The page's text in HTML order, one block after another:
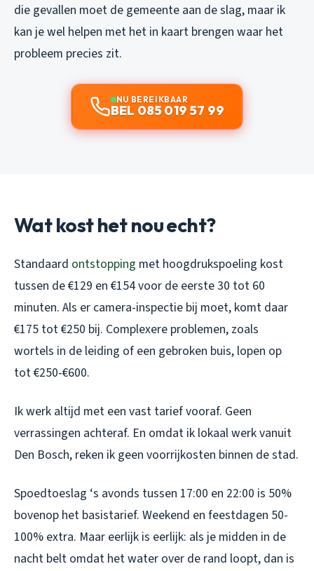
die gevallen moet de gemeente aan de slag, maar ik
kan je wel helpen met het in kaart brengen waar het
probleem precies zit.
NU BEREIKBAAR
BEL 085 019 57 99
Wat kost het nou echt?
Standaard ontstopping met hoogdrukspoeling kost
tussen de €129 en €154 voor de eerste 30 tot 60
minuten. Als er camera-inspectie bij moet, komt daar
€175 tot €250 bij. Complexere problemen, zoals
wortels in de leiding of een gebroken buis, lopen op
tot €250-€600.
Ik werk altijd met een vast tarief vooraf. Geen
verrassingen achteraf. En omdat ik lokaal werk vanuit
Den Bosch, reken ik geen voorrijkosten binnen de stad.
Spoedtoeslag ‘s avonds tussen 17:00 en 22:00 is 50%
bovenop het basistarief. Weekend en feestdagen 50-
100% extra. Maar eerlijk is eerlijk: als je midden in de
nacht belt omdat het water over de rand loopt, dan is